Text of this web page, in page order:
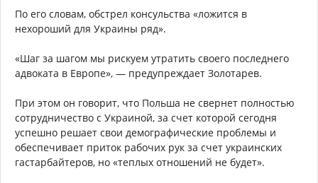
По его словам, обстрел консульства «ложится в
нехороший для Украины ряд».
«Шаг за шагом мы рискуем утратить своего последнего
адвоката в Европе», — предупреждает Золотарев.
При этом он говорит, что Польша не свернет полностью
сотрудничество с Украиной, за счет которой сегодня
успешно решает свои демографические проблемы и
обеспечивает приток рабочих рук за счет украинских
гастарбайтеров, но «теплых отношений не будет».